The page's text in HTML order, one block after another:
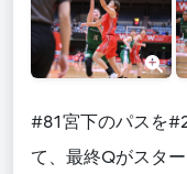
#81宮下のパスを
て、最終Qがスタ